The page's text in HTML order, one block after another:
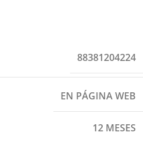
88381204224
EN PÁGINA WEB
12 MESES